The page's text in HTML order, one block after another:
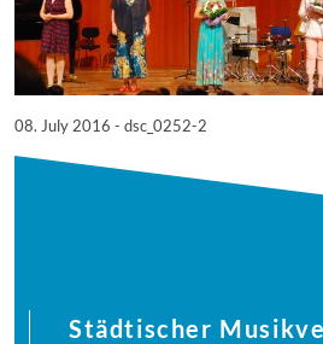
08. July 2016 - dsc_0252-2
Städtischer